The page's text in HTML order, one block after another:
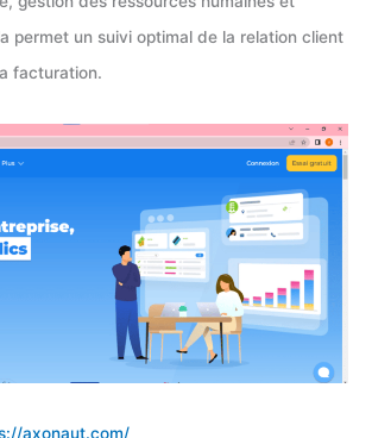
permet un suivi optimal de la relation client
facturation.
axonaut.com/